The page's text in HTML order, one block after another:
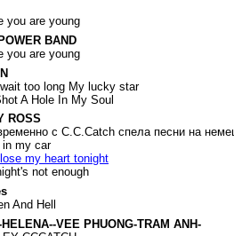
you are young
BAND
you are young
too long My lucky star
A Hole In My Soul
ROSS
с C.C.Catch спела песни на
in my car
lose my heart tonight
not enough
And Hell
VEE PHUONG-TRAM ANH-